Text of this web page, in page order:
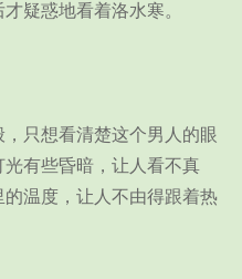
疑惑地看着洛水寒。
只想看清楚这个男人的眼
有些昏暗，让人看不真
温度，让人不由得跟着热